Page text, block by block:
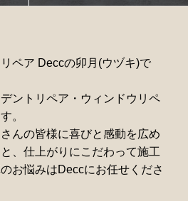
ペア Deccの卯月(ウヅキ)で
ントリペア・ウィンドウリペ
。
んの皆様に喜びと感動を広め
、仕上がりにこだわって施工
お悩みはDeccにお任せくださ